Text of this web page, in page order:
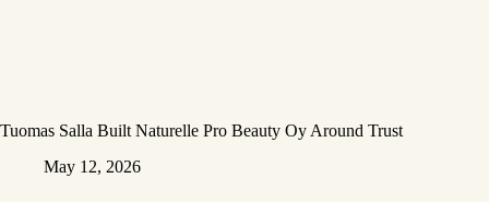
Tuomas Salla Built Naturelle Pro Beauty Oy Around Trust
May 12, 2026